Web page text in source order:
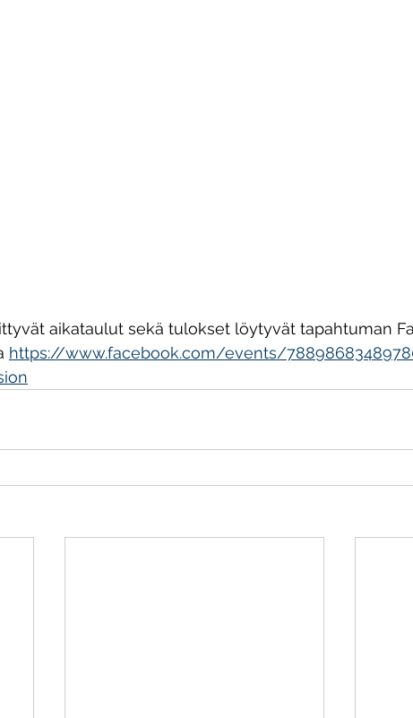
aikataulut sekä tulokset löytyvät tapahtuman
https://www.facebook.com/events/